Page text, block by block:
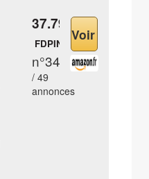
37.79 €
FDPIN
n°34
/ 49
annonces